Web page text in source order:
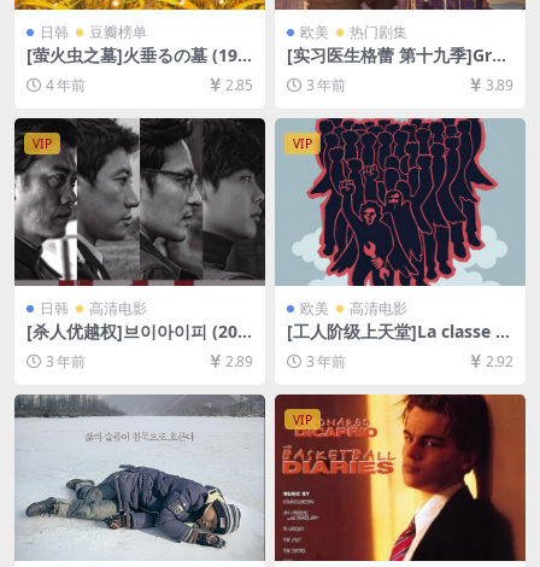
日韩 豆瓣榜单
[萤火虫之墓]火垂るの墓 (198
8)[百度网盘+迅雷云盘资源10
80P超清未删减][MP4/4.4GB]
[日语中字]
4 年前 2.85
欧美 热门剧集
[实习医生格蕾 第十九季]Gre
y’s Anatomy Season 19 (20
22)[百度网盘+夸克网盘1080P
超清未删减资源][网盘在线播
放/下载][MP4/35GB][奈飞官
方中字]
3 年前 3.89
VIP
日韩 高清电影
[杀人优越权]브이아이피 (201
7)[百度网盘+夸克网盘+迅雷云
盘资源1080P超清未删减][MP
3 年前 2.89
VIP
欧美 高清电影
[工人阶级上天堂]La classe o
peraia va in paradiso (197
1)[百度网盘+迅雷云盘资源10
[中文字幕]
3 年前 2.92
VIP